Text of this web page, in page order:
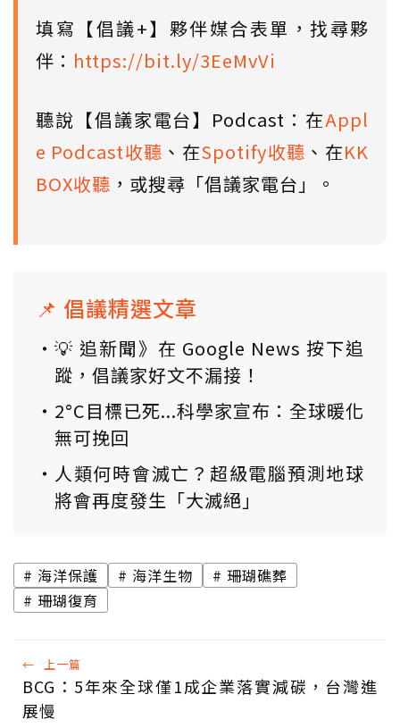
填寫【倡議+】夥伴媒合表單，找尋夥
伴： https://bit.ly/3EeMvVi
聽說【倡議家電台】Podcast：在Appl
e Podcast收聽 、在Spotify收聽 、在KK
BOX收聽 ，或搜尋「倡議家電台」。
📌 倡議精選文章
💡 追新聞》在 Google News 按下追
蹤，倡議家好文不漏接！
2°C目標已死...科學家宣布：全球暖化
無可挽回
人類何時會滅亡？超級電腦預測地球
將會再度發生「大滅絕」
海洋保護 海洋生物
珊瑚礁葬
珊瑚復育
← 上一篇
BCG：5年來全球僅1成企業落實減碳，台灣進
展慢